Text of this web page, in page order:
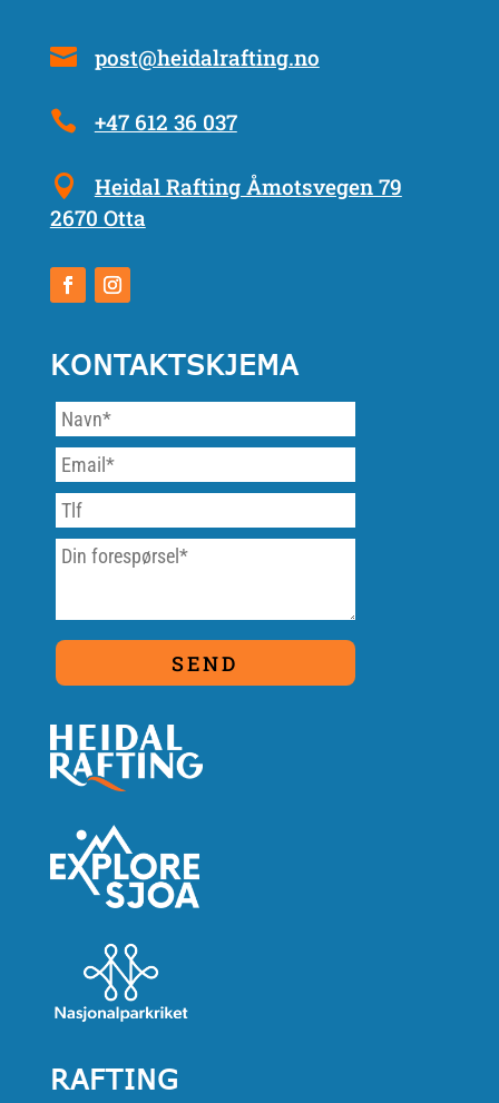
post@heidalrafting.no
+47 612 36 037
Heidal Rafting Åmotsvegen 79
2670 Otta
KONTAKTSKJEMA
RAFTING